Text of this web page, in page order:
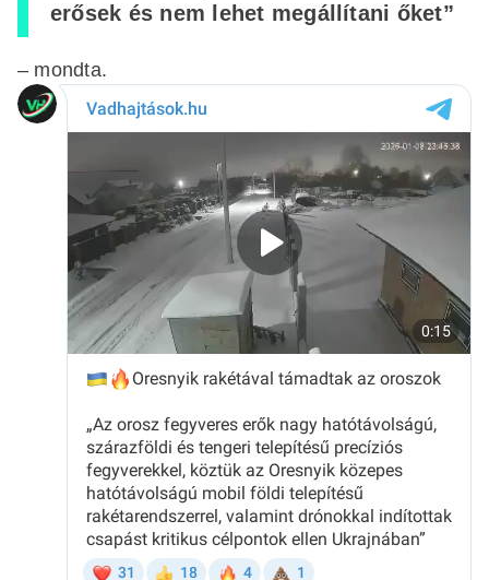
erősek és nem lehet megállítani őket”
– mondta.